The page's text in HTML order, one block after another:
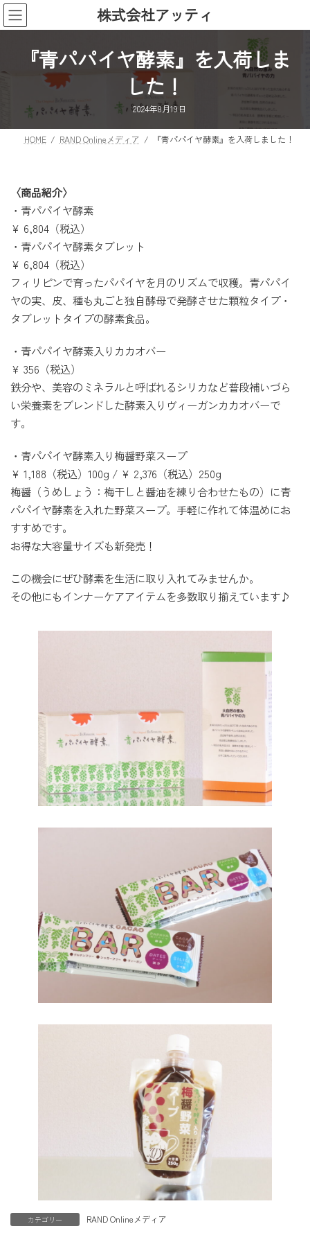
コ
ン
ツ
ッ
ナ
ビ
シ
移
株式会社アッティ
『青パパイヤ酵素』を入荷しま
した！
2024年8月19日
HOME RAND Onlineメディア 『青パパイヤ酵素』を入荷しました！
〈商品紹介〉
・青パパイヤ酵素
¥ 6,804（税込）
・青パパイヤ酵素タブレット
¥ 6,804（税込）
フィリピンで育ったパパイヤを月のリズムで収穫。青パパイ
ヤの実、皮、種も丸ごと独自酵母で発酵させた顆粒タイプ・
タブレットタイプの酵素食品。
・青パパイヤ酵素入りカカオバー
¥ 356（税込）
鉄分や、美容のミネラルと呼ばれるシリカなど普段補いづら
い栄養素をブレンドした酵素入りヴィーガンカカオバーで
す。
・青パパイヤ酵素入り梅醤野菜スープ
¥ 1,188（税込）100g / ¥ 2,376（税込）250g
梅醤（うめしょう：梅干しと醤油を練り合わせたもの）に青
パパイヤ酵素を入れた野菜スープ。手軽に作れて体温めにお
すすめです。
お得な大容量サイズも新発売！
この機会にぜひ酵素を生活に取り入れてみませんか。
その他にもインナーケアアイテムを多数取り揃えています♪
カテゴリー RAND Onlineメディア